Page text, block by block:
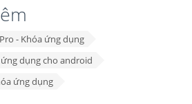
- Khóa ứng dụng
dụng cho android
ứng dụng